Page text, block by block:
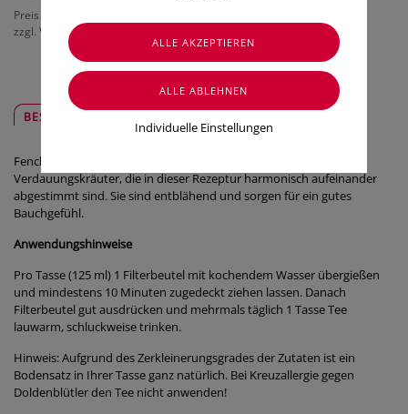
Preis inkl. MwSt.
zzgl. Versandkosten
BESCHREIBUNG
Fenchel, Koriander, Kümmel, Sternanis und Anis sind wichtige
Verdauungskräuter, die in dieser Rezeptur harmonisch aufeinander
abgestimmt sind. Sie sind entblähend und sorgen für ein gutes
Bauchgefühl.
Anwendungshinweise
Pro Tasse (125 ml) 1 Filterbeutel mit kochendem Wasser übergießen
und mindestens 10 Minuten zugedeckt ziehen lassen. Danach
Filterbeutel gut ausdrücken und mehrmals täglich 1 Tasse Tee
lauwarm, schluckweise trinken.
Hinweis: Aufgrund des Zerkleinerungsgrades der Zutaten ist ein
Bodensatz in Ihrer Tasse ganz natürlich. Bei Kreuzallergie gegen
Doldenblütler den Tee nicht anwenden!
Individuelle Einstellungen